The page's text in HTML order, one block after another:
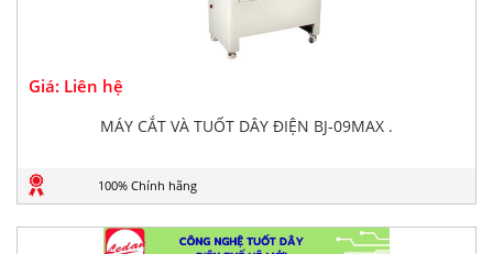
Giá: Liên hệ
MÁY CẮT VÀ TUỐT DÂY ĐIỆN BJ-09MAX .
100% Chính hãng